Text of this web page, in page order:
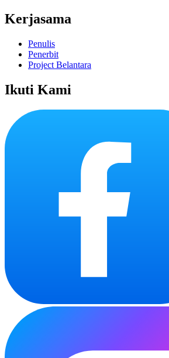
Kerjasama
Penulis
Penerbit
Project Belantara
Ikuti Kami